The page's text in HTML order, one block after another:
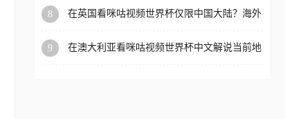
8
在英国看咪咕视频世界杯仅限中国大陆？海外
9
在澳大利亚看咪咕视频世界杯中文解说当前地